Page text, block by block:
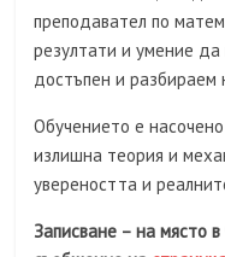
преподавател по
резултати и умение
достъпен и разбираем
Обучението е
излишна теория и
увереността и
Записване – на място